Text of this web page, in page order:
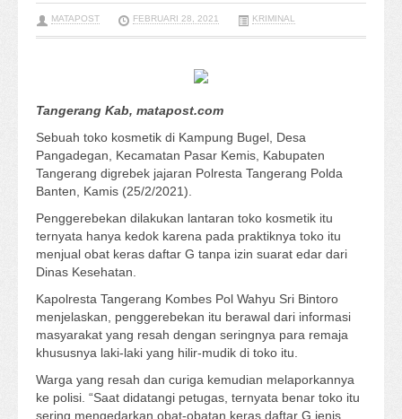
MATAPOST FEBRUARI 28, 2021 KRIMINAL
Tangerang Kab, matapost.com
Sebuah toko kosmetik di Kampung Bugel, Desa
Pangadegan, Kecamatan Pasar Kemis, Kabupaten
Tangerang digrebek jajaran Polresta Tangerang Polda
Banten, Kamis (25/2/2021).
Penggerebekan dilakukan lantaran toko kosmetik itu
ternyata hanya kedok karena pada praktiknya toko itu
menjual obat keras daftar G tanpa izin suarat edar dari
Dinas Kesehatan.
Kapolresta Tangerang Kombes Pol Wahyu Sri Bintoro
menjelaskan, penggerebekan itu berawal dari informasi
masyarakat yang resah dengan seringnya para remaja
khususnya laki-laki yang hilir-mudik di toko itu.
Warga yang resah dan curiga kemudian melaporkannya
ke polisi. “Saat didatangi petugas, ternyata benar toko itu
sering mengedarkan obat-obatan keras daftar G jenis